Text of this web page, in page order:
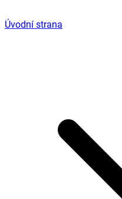
Úvodní strana